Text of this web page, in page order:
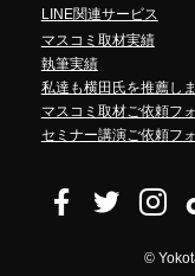
LINE関連サービス
マスコミ取材実績
執筆実績
私達も横田氏を推薦し
マスコミ取材ご依頼フ
セミナー講演ご依頼フ
©